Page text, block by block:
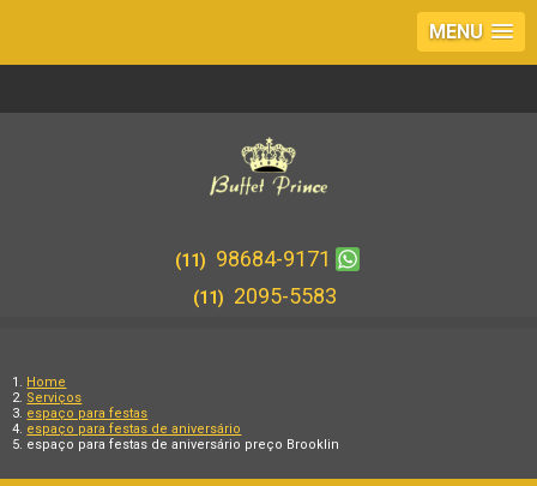
MENU
(11) 98684-9171
(11) 2095-5583
Home
Serviços
espaço para festas
espaço para festas de aniversário
espaço para festas de aniversário preço Brooklin